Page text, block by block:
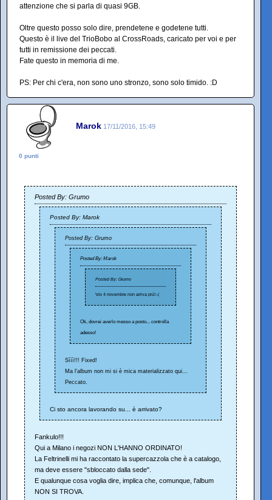
attenzione che si parla di quasi 9GB.
Oltre questo posso solo dire, prendetene e godetene tutti.
Questo è il live del TrioBobo al CrossRoads, caricato per voi e per
tutti in remissione dei peccati.
Fate questo in memoria di me.
PS: Per chi c'era, non sono uno stronzo, sono solo timido. :D
Marok 17/11/2016, 15:49
0 punti
Posted By: Grumo
Posted By: Marok
Posted By: Grumo
Posted By: Marok
Posted By: Grumo
'sto 4 novembre non arriva più!:-(
Ok, dovrei averlo messo a posto... controlla
adesso!
Sììì!!! Fixed!
Ma l'album non mi si è mica materializzato qui...
Peccato.
Ci sto ancora lavorando su... è arrivato?
Fankulo!!!
Qui a Milano i negozi NON L'HANNO ORDINATO!
La Feltrinelli mi ha raccontato la supercazzola che è a catalogo,
ma deve essere "sbloccato dalla sede".
E qualunque cosa voglia dire, implica che, comunque, l'album
NON SI TROVA.